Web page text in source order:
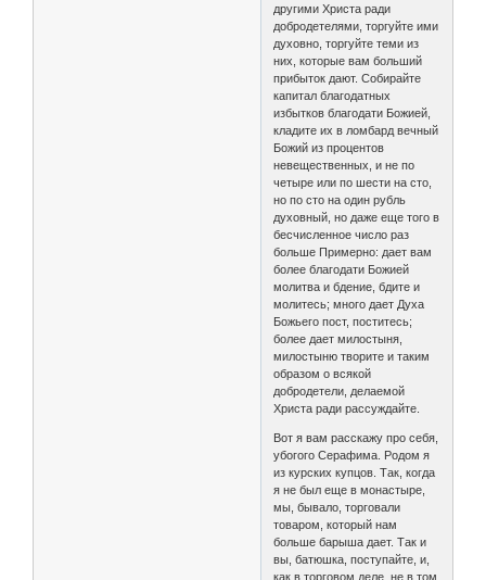
другими Христа ради
добродетелями, торгуйте ими
духовно, торгуйте теми из
них, которые вам больший
прибыток дают. Собирайте
капитал благодатных
избытков благодати Божией,
кладите их в ломбард вечный
Божий из процентов
невещественных, и не по
четыре или по шести на сто,
но по сто на один рубль
духовный, но даже еще того в
бесчисленное число раз
больше Примерно: дает вам
более благодати Божией
молитва и бдение, бдите и
молитесь; много дает Духа
Божьего пост, поститесь;
более дает милостыня,
милостыню творите и таким
образом о всякой
добродетели, делаемой
Христа ради рассуждайте.
Вот я вам расскажу про себя,
убогого Серафима. Родом я
из курских купцов. Так, когда
я не был еще в монастыре,
мы, бывало, торговали
товаром, который нам
больше барыша дает. Так и
вы, батюшка, поступайте, и,
как в торговом деле, не в том